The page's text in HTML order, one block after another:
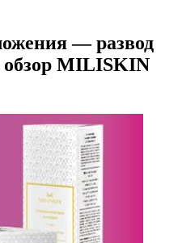
— развод
MILISKIN